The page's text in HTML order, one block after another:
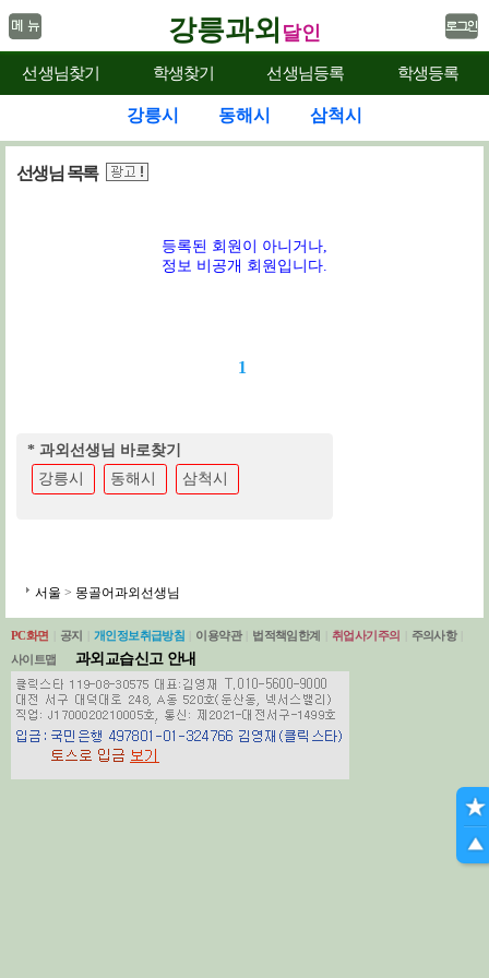
강릉과외 달인
선생님찾기 학생찾기 선생님등록 학생등록
강릉시 동해시 삼척시
선생님 목록
등록된 회원이 아니거나,
정보 비공개 회원입니다.
1
* 과외선생님 바로찾기
강릉시
동해시 삼척시
서울 > 몽골어과외선생님
PC화면 공지 개인정보취급방침 이용약관 법적책임한계 취업사기주의 주의사항
사이트맵
과외교습신고 안내